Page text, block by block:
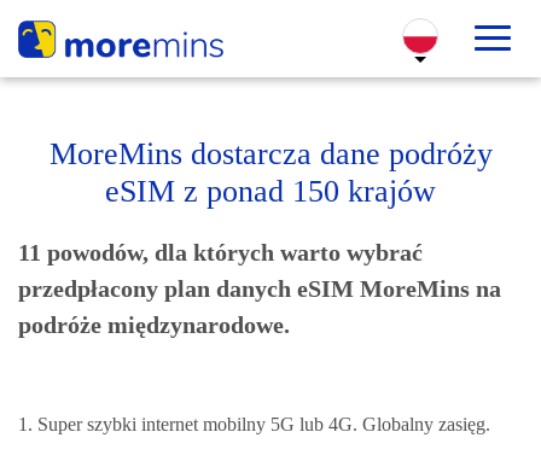
MoreMins dostarcza dane podróży
eSIM z ponad 150 krajów
11 powodów, dla których warto wybrać
przedpłacony plan danych eSIM MoreMins na
podróże międzynarodowe.
1. Super szybki internet mobilny 5G lub 4G. Globalny zasięg.